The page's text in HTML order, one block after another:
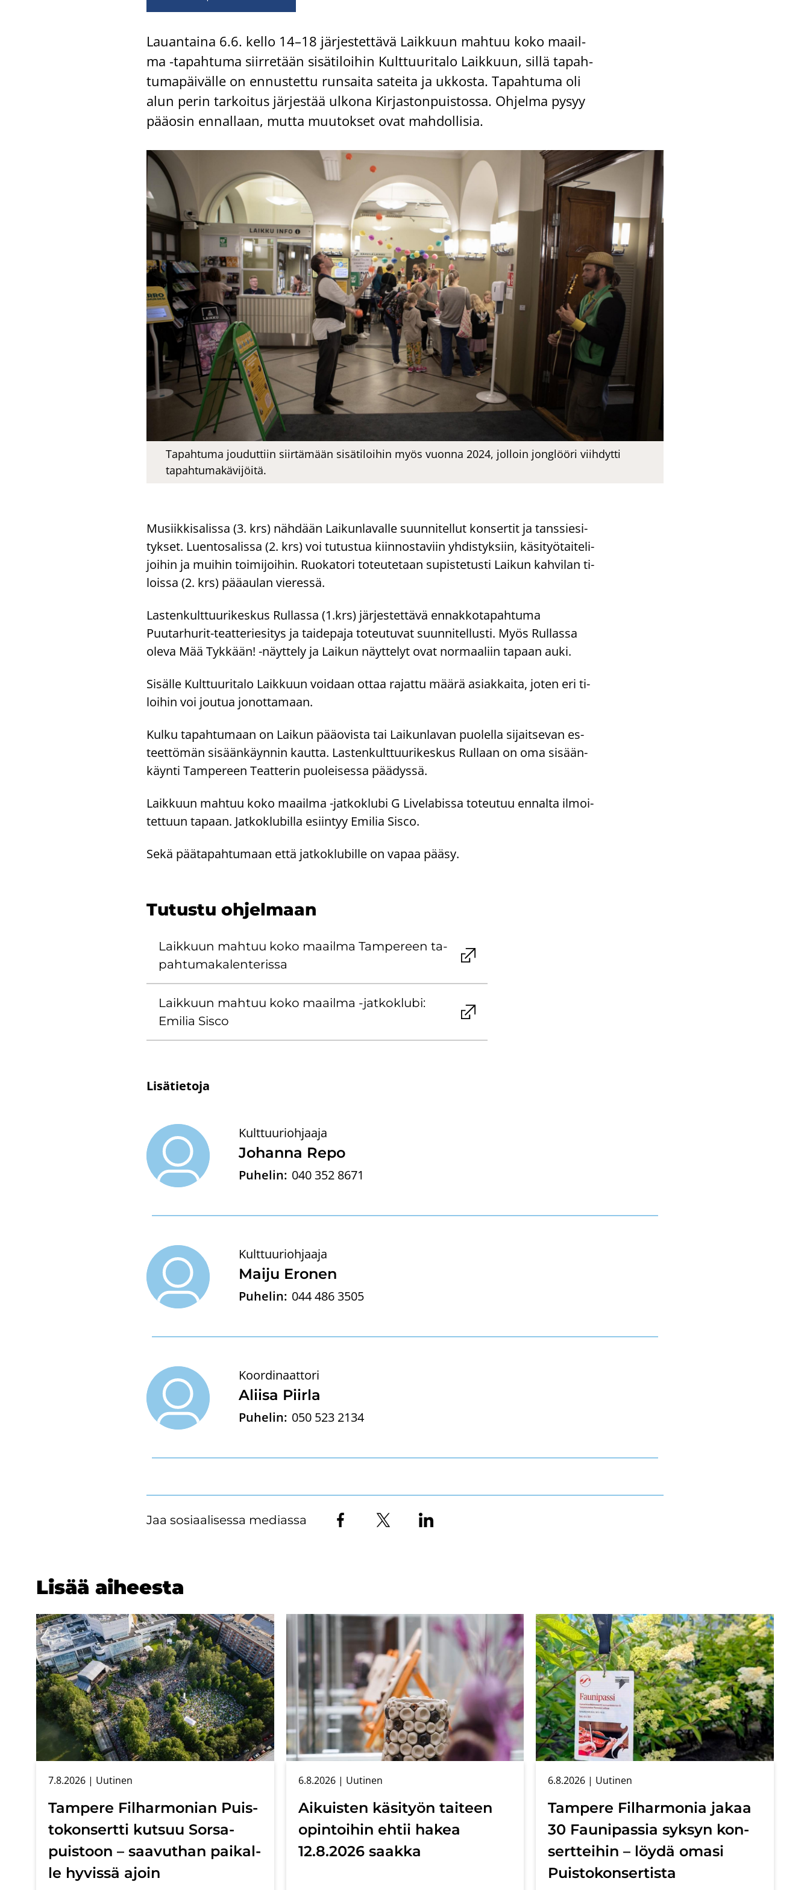
Lau­an­tai­na 6.6. kello 14–18 jär­jes­tet­tä­vä Laik­kuun mah­tuu koko maa­il­
ma -​tapahtuma siir­re­tään si­sä­ti­loi­hin Kult­tuu­ri­ta­lo Laik­kuun, sillä ta­pah­
tu­ma­päi­väl­le on en­nus­tet­tu run­sai­ta sa­tei­ta ja uk­kos­ta. Ta­pah­tu­ma oli
alun perin tar­koi­tus jär­jes­tää ul­ko­na Kir­jas­ton­puis­tos­sa. Oh­jel­ma pysyy
pää­osin en­nal­laan, mutta muu­tok­set ovat mah­dol­li­sia.
Tapahtuma jouduttiin siirtämään sisätiloihin myös vuonna 2024, jolloin jonglööri viihdytti
tapahtumakävijöitä.
Musiik­ki­sa­lis­sa (3. krs) näh­dään Lai­kun­la­val­le suun­ni­tel­lut kon­ser­tit ja tans­sie­si­
tyk­set. Luen­to­sa­lis­sa (2. krs) voi tu­tus­tua kiin­nos­ta­viin yh­dis­tyk­siin, kä­si­työ­tai­te­li­
joi­hin ja mui­hin toi­mi­joi­hin. Ruo­ka­to­ri to­teu­te­taan su­pis­te­tus­ti Lai­kun kah­vi­lan ti­
lois­sa (2. krs) pää­au­lan vie­res­sä.
Las­ten­kult­tuu­ri­kes­kus Rul­las­sa (1.krs) jär­jes­tet­tä­vä en­nak­ko­ta­pah­tu­ma
Puutarhurit-​teatteriesitys ja tai­de­pa­ja to­teu­tu­vat suun­ni­tel­lus­ti. Myös Rul­las­sa
oleva Mää Tyk­kään! -​näyttely ja Lai­kun näyt­te­lyt ovat nor­maa­liin ta­paan auki.
Si­säl­le Kult­tuu­ri­ta­lo Laik­kuun voi­daan ottaa ra­jat­tu määrä asiak­kai­ta, joten eri ti­
loi­hin voi jou­tua jo­not­ta­maan.
Kulku ta­pah­tu­maan on Lai­kun pää­ovis­ta tai Lai­kun­la­van puo­lel­la si­jait­se­van es­
teet­tö­män si­sään­käyn­nin kaut­ta. Las­ten­kult­tuu­ri­kes­kus Rul­laan on oma si­sään­
käyn­ti Tam­pe­reen Teat­te­rin puo­lei­ses­sa pää­dys­sä.
Laik­kuun mah­tuu koko maa­il­ma -​jatkoklubi G Li­ve­la­bis­sa to­teu­tuu en­nal­ta il­moi­
tet­tuun ta­paan. Jat­koklu­bil­la esiin­tyy Emi­lia Sisco.
Sekä pää­ta­pah­tu­maan että jat­koklu­bil­le on vapaa pääsy.
Tu­tus­tu oh­jel­maan
Laik­kuun mah­tuu koko maa­il­ma Tam­pe­reen ta­
pah­tu­ma­ka­len­te­ris­sa
Laik­kuun mah­tuu koko maa­il­ma -​jatkoklubi:
Emi­lia Sisco
Li­sä­tie­to­ja
Jo­han­na Repo
Kulttuuriohjaaja
Puhelin: 040 352 8671
Maiju Ero­nen
Kulttuuriohjaaja
Puhelin: 044 486 3505
Alii­sa Piir­la
Koordinaattori
Puhelin: 050 523 2134
Jaa sosiaalisessa mediassa
Lisää ai­hees­ta
Tam­pe­re Fil­har­mo­nian Puis­
to­kon­sert­ti kut­suu Sors­a­
puis­toon – saa­vut­han pai­kal­
le hy­vis­sä ajoin
7.8.2026 | Uu­ti­nen
Ai­kuis­ten kä­si­työn tai­teen
opin­toi­hin ehtii hakea
12.8.2026 saak­ka
6.8.2026| Uu­ti­nen
Tam­pe­re Fil­har­mo­nia jakaa
30 Fau­ni­pas­sia syk­syn kon­
sert­tei­hin – löydä omasi
Puis­to­kon­ser­tis­ta
6.8.2026 | Uu­ti­nen